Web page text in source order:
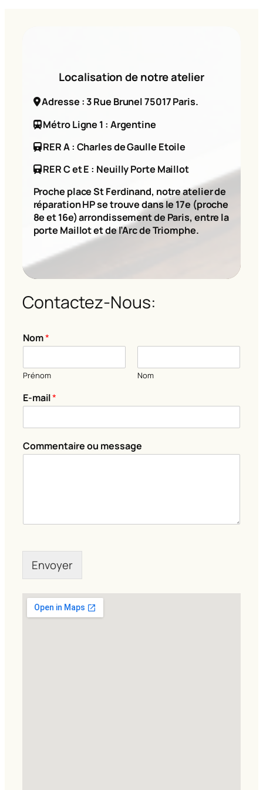
Localisation de notre atelier
Adresse : 3 Rue Brunel 75017 Paris.
Métro Ligne 1 : Argentine
RER A : Charles de Gaulle Etoile
RER C et E : Neuilly Porte Maillot
Proche place St Ferdinand, notre atelier de
réparation HP se trouve dans le 17e (proche
8e et 16e) arrondissement de Paris, entre la
porte Maillot et de l’Arc de Triomphe.
Contactez-Nous:
o
u
u
o
Nom*
Prénom Nom
E-mail*
Commentaire ou message
Envoyer